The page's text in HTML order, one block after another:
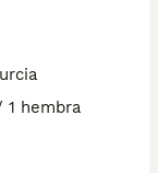
1 hembra